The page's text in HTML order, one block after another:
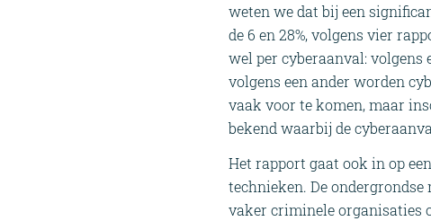
weten we dat bij een
de 6 en 28%, volgens vier
wel per cyberaanval:
volgens een ander worden
vaak voor te komen, maar
bekend waarbij de
Het rapport gaat ook in op
technieken. De
vaker criminele organisaties